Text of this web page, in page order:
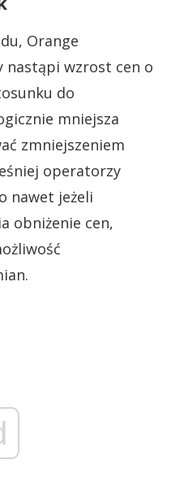
Orange
nastąpi wzrost cen o
do
mniejsza
zmniejszeniem
operatorzy
nawet jeżeli
obniżenie cen,